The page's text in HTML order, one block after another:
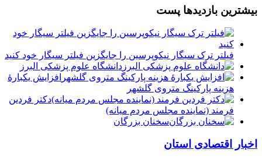
بیشترین بازدیدها پست
فیلتر ترک سیگار نیکوپرسین را جایگزین فیلتر سیگار خود کنید
دانشگاه علوم پزشکی البرز
افزایش یکبارۀ
هزینه پارکینگ متروی گلشهر
دكتر فردين
فرمند (نماينده مجلس مردم میانه)
سخنان بزرگان
اخبار اقتصادی استان